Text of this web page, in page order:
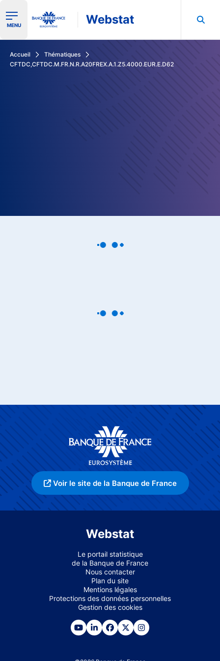
Ouvrir le menu de navigation
MENU Webstat
Accueil
Thématiques
CFTDC,CFTDC.M.FR.N.R.A20FREX.A.1.Z5.4000.EUR.E.D62
Voir le site de la Banque de France
Webstat
Le portail statistique
de la Banque de France
Nous contacter
Plan du site
Mentions légales
Protections des données personnelles
Gestion des cookies